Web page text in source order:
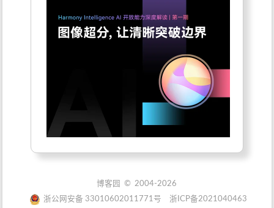
博客园 © 2004-2026
浙公网安备 33010602011771号 浙ICP备2021040463